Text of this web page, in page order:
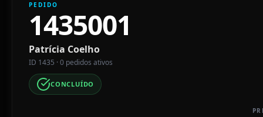
PEDIDO
1435001
Patrícia Coelho
ID 1435 · 0 pedidos ativos
CONCLUÍDO